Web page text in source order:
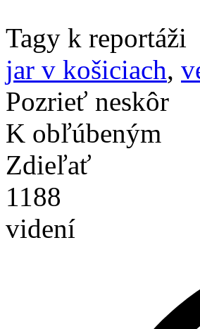
Tagy k reportáži
jar v košiciach,
Pozrieť neskôr
K obľúbeným
Zdieľať
1188
videní